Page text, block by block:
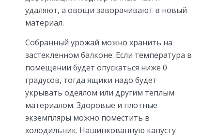
удаляют, а овощи заворачивают в новый
материал.
Собранный урожай можно хранить на
застекленном балконе. Если температура в
помещении будет опускаться ниже 0
градусов, тогда ящики надо будет
укрывать одеялом или другим теплым
материалом. Здоровые и плотные
экземпляры можно поместить в
холодильник. Нашинкованную капусту